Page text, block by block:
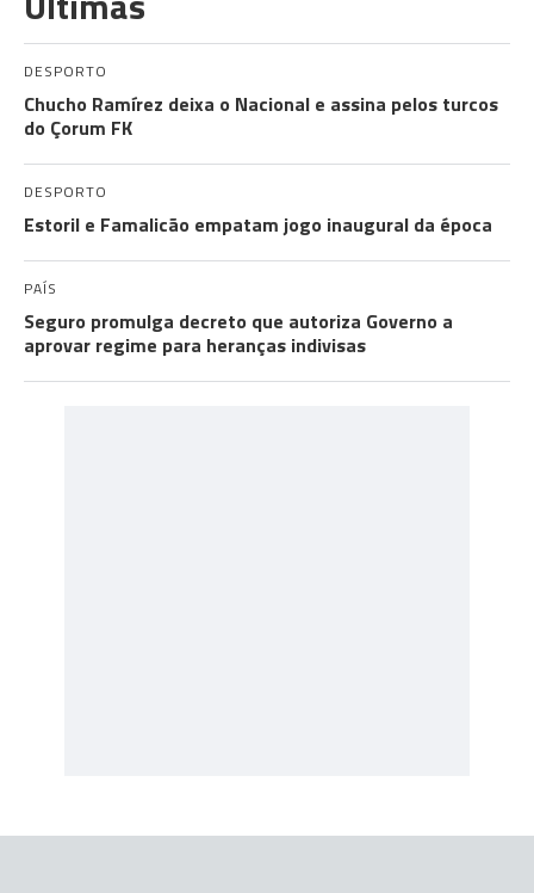
DESPORTO
Chucho Ramírez deixa o Nacional e assina pelos turcos
do Çorum FK
DESPORTO
Estoril e Famalicão empatam jogo inaugural da época
PAÍS
Seguro promulga decreto que autoriza Governo a
aprovar regime para heranças indivisas